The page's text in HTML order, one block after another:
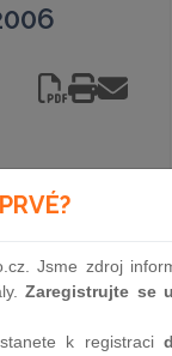
§ 446
pro
Jsme zdroj
Zaregistrujte se
k registraci